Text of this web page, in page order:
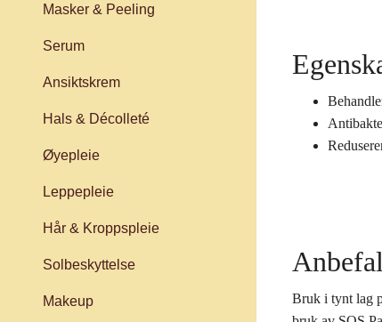
Masker & Peeling
Serum
Ansiktskrem
Hals & Décolleté
Øyepleie
Leppepleie
Hår & Kroppspleie
Solbeskyttelse
Makeup
Bruk i tynt lag